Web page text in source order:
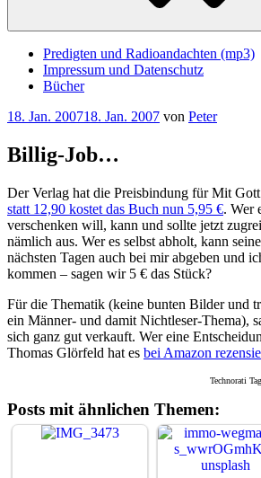
Predigten und Radioandachten (mp3)
Impressum und Datenschutz
Bücher
Veröffentlicht
18. Jan. 200718. Jan. 2007 von Peter
Billig-Job…
Der Verlag hat die Preisbindung für Mit
statt 12,90 kostet das Buch nun 5,95 €. Wer
verschenken will, kann und sollte jetzt
nämlich aus. Wer es selbst abholt, kann
nächsten Tagen auch bei mir abgeben und
kommen – sagen wir 5 € das Stück?
Für die Thematik (keine bunten Bilder und
ein Männer- und damit Nichtleser-Thema),
sich ganz gut verkauft. Wer eine
Thomas Glörfeld hat es bei Amazon
Technorati
Posts mit ähnlichen Themen: